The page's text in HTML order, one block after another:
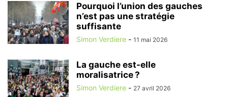
Pourquoi l’union des gauches
n’est pas une stratégie
suffisante
Simon Verdiere - 11 mai 2026
La gauche est-elle
moralisatrice ?
Simon Verdiere - 27 avril 2026